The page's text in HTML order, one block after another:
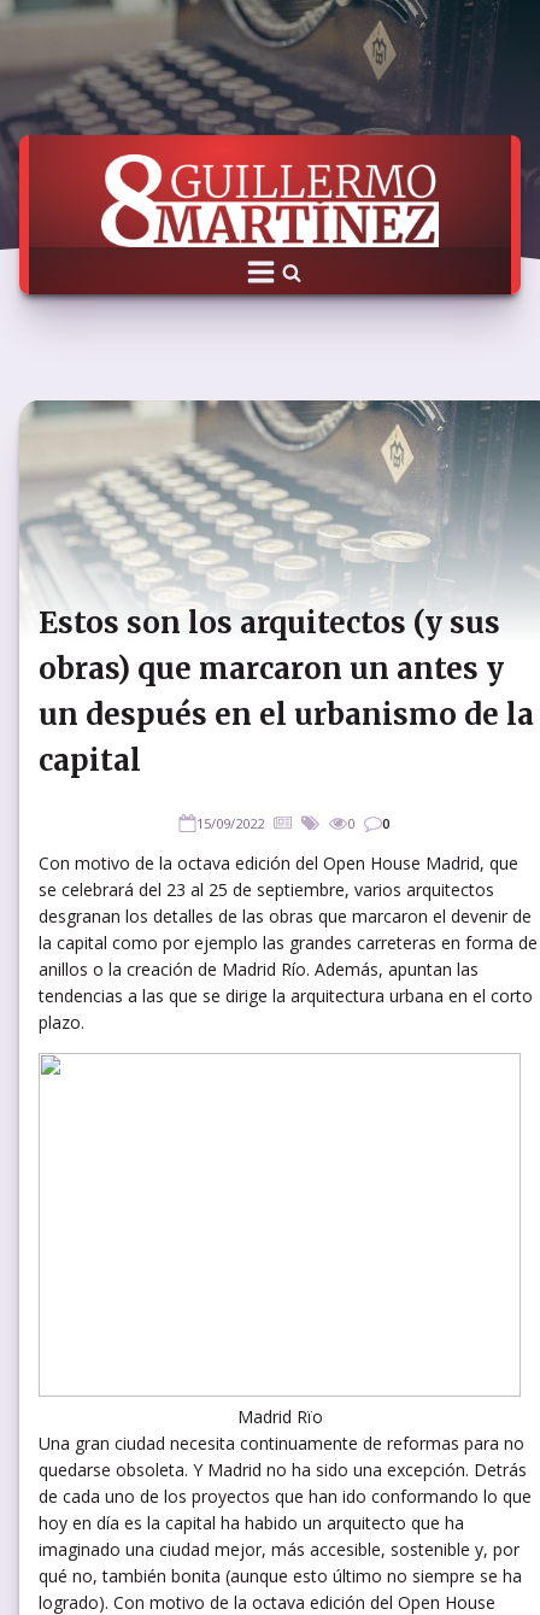
Estos son los arquitectos (y sus
obras) que marcaron un antes y
un después en el urbanismo de la
capital
15/09/2022 0 0
Con motivo de la octava edición del Open House Madrid, que
se celebrará del 23 al 25 de septiembre, varios arquitectos
desgranan los detalles de las obras que marcaron el devenir de
la capital como por ejemplo las grandes carreteras en forma de
anillos o la creación de Madrid Río. Además, apuntan las
tendencias a las que se dirige la arquitectura urbana en el corto
plazo.
Madrid Rïo
Una gran ciudad necesita continuamente de reformas para no
quedarse obsoleta. Y Madrid no ha sido una excepción. Detrás
de cada uno de los proyectos que han ido conformando lo que
hoy en día es la capital ha habido un arquitecto que ha
imaginado una ciudad mejor, más accesible, sostenible y, por
qué no, también bonita (aunque esto último no siempre se ha
logrado). Con motivo de la octava edición del Open House